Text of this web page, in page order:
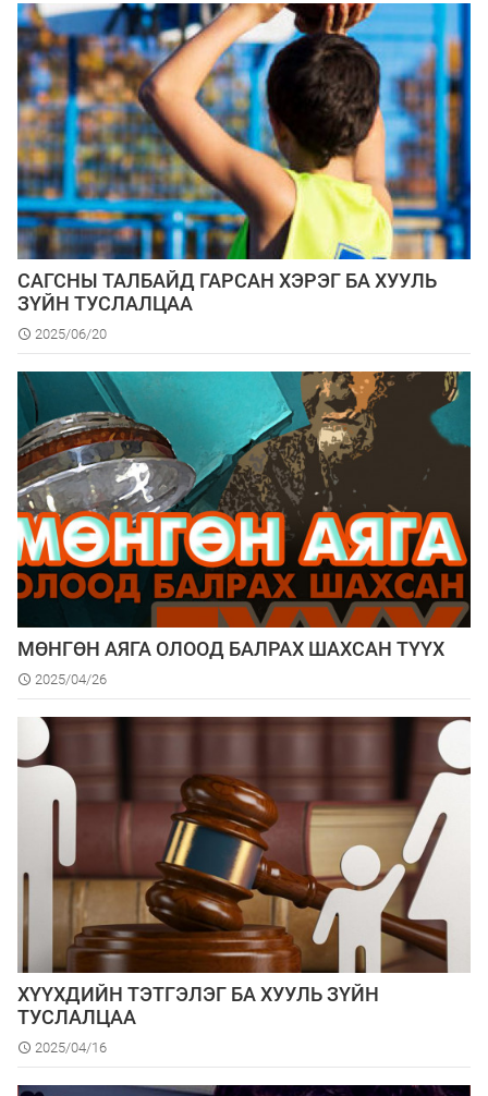
САГСНЫ ТАЛБАЙД ГАРСАН ХЭРЭГ БА ХУУЛЬ
ЗҮЙН ТУСЛАЛЦАА
2025/06/20
МӨНГӨН АЯГА ОЛООД БАЛРАХ ШАХСАН ТҮҮХ
2025/04/26
ХҮҮХДИЙН ТЭТГЭЛЭГ БА ХУУЛЬ ЗҮЙН
ТУСЛАЛЦАА
2025/04/16